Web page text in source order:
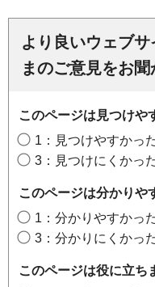
より良いウェブ
まのご意見をお
このページは見つけや
1：見つけやすかっ
3：見つけにくかっ
このページは分かりや
1：分かりやすかっ
3：分かりにくかっ
このページは役に立ち